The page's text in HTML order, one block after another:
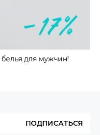
для мужчин!
ПОДПИСАТЬСЯ